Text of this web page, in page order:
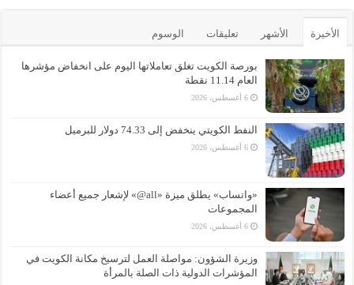
الأخيرة الأشهر تعليقات الوسوم
بورصة الكويت تغلق تعاملاتها اليوم على انخفاض مؤشرها
العام 11.14 نقطة
6 أغسطس، 2026
النفط الكويتي ينخفض إلى 74.33 دولار للبرميل
6 أغسطس، 2026
«واتساب» يطلق ميزة «all@» لإشعار جميع أعضاء
المجموعات
6 أغسطس، 2026
وزيرة الشؤون: مواصلة العمل لترسيخ مكانة الكويت في
المؤشرات الدولية ذات الصلة بالمرأة